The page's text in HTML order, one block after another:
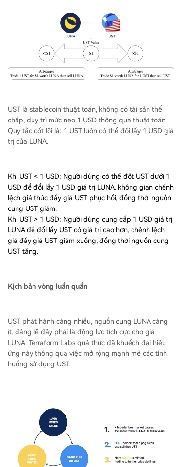
UST là stablecoin thuật toán, không có tài sản thế
chấp, duy trì mức neo 1 USD thông qua thuật toán.
Quy tắc cốt lõi là: 1 UST luôn có thể đổi lấy 1 USD giá
trị của LUNA.
Khi UST < 1 USD: Người dùng có thể đốt UST dưới 1
USD để đổi lấy 1 USD giá trị LUNA, không gian chênh
lệch giá thúc đẩy giá UST phục hồi, đồng thời nguồn
cung UST giảm.
Khi UST > 1 USD: Người dùng cung cấp 1 USD giá trị
LUNA để đổi lấy UST có giá trị cao hơn, chênh lệch
giá đẩy giá UST giảm xuống, đồng thời nguồn cung
UST tăng.
Kịch bản vòng luẩn quẩn
UST phát hành càng nhiều, nguồn cung LUNA càng
ít, đáng lẽ đây phải là động lực tích cực cho giá
LUNA. Terraform Labs quả thực đã khuếch đại hiệu
ứng này thông qua việc mở rộng mạnh mẽ các tình
huống sử dụng UST.